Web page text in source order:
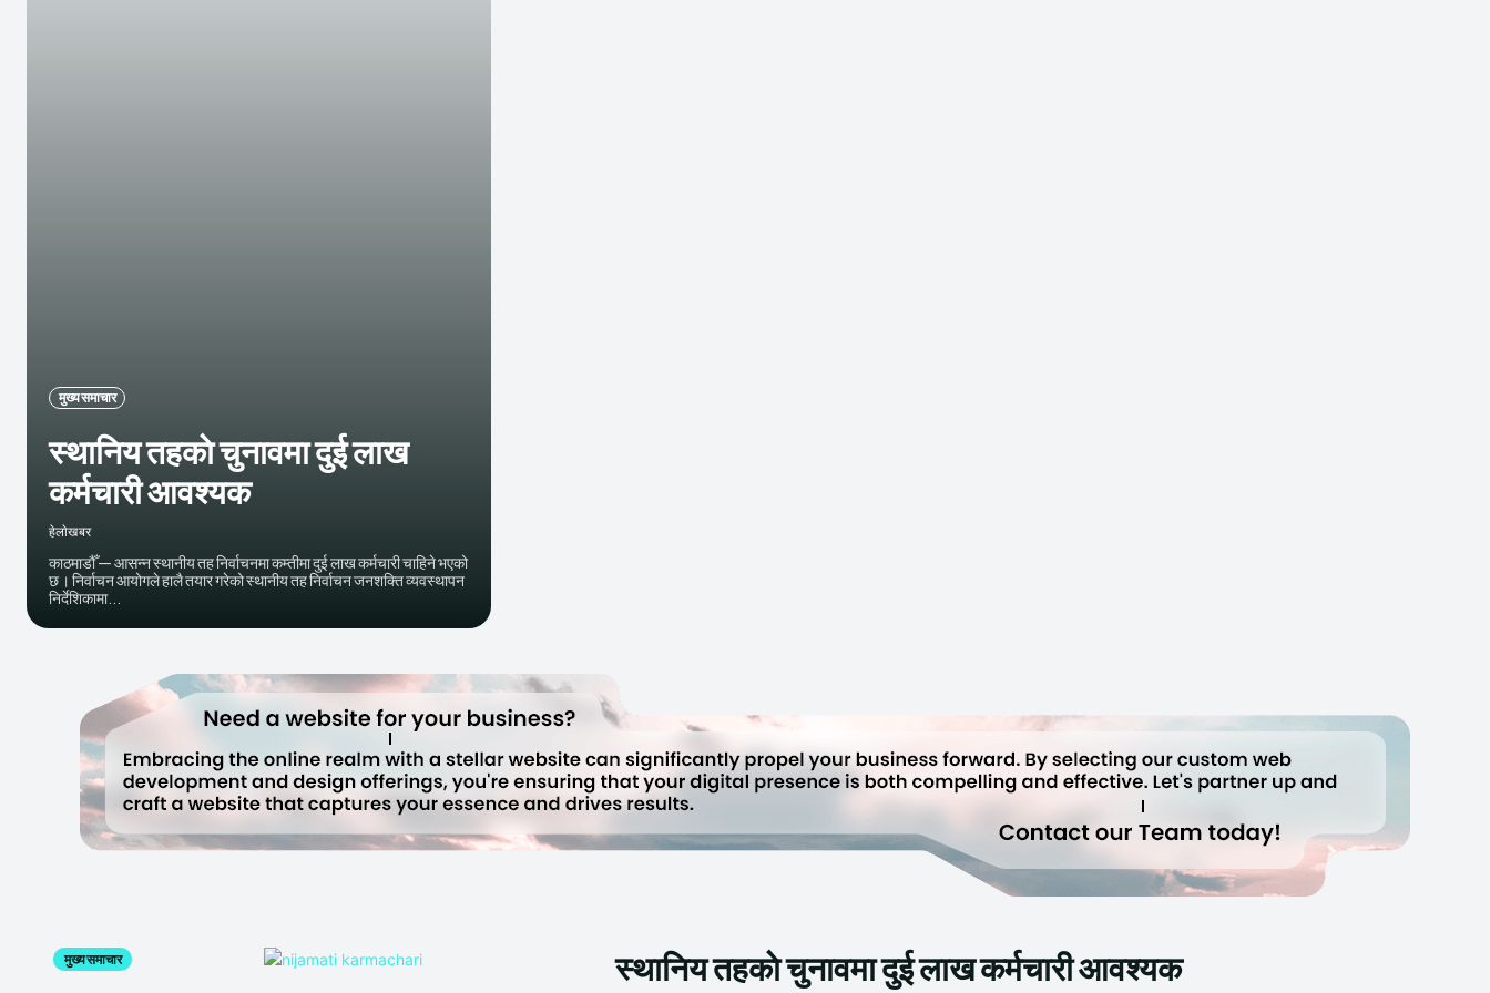
मुख्य समाचार
स्थानिय तहकाे चुनावमा दुई लाख
कर्मचारी आवश्यक
हेलाेखबर
काठमाडौँ — आसन्न स्थानीय तह निर्वाचनमा कम्तीमा दुई लाख कर्मचारी चाहिने भएको
छ । निर्वाचन आयोगले हालै तयार गरेको स्थानीय तह निर्वाचन जनशक्ति व्यवस्थापन
निर्देशिकामा...
मुख्य समाचार स्थानिय तहकाे चुनावमा दुई लाख कर्मचारी आवश्यक